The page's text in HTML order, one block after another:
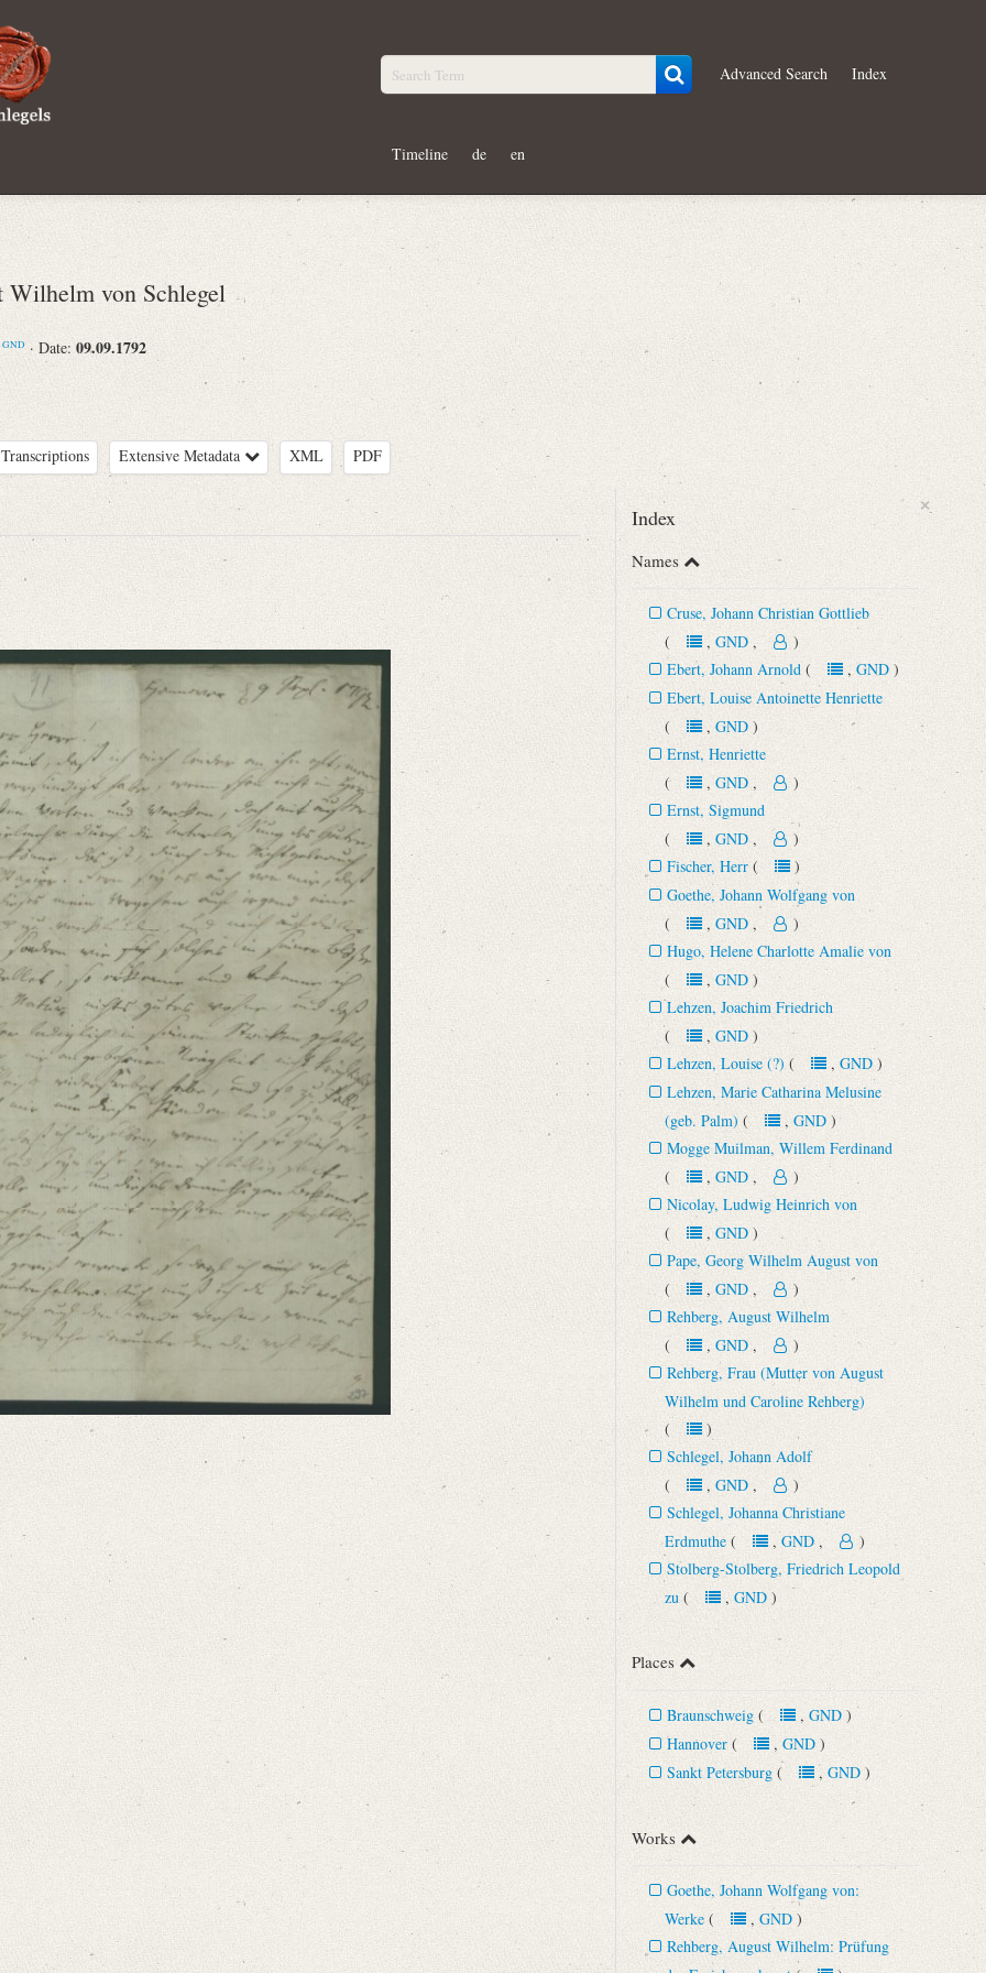
Advanced Search Index
Timeline de en
Wilhelm von Schlegel
GND · Date: 09.09.1792
Extensive Metadata XML PDF
schwer [...]“
×
Index
Names
Cruse, Johann Christian Gottlieb
(, GND, )
Ebert, Johann Arnold (, GND)
Ebert, Louise Antoinette Henriette
(, GND)
Ernst, Henriette
(, GND, )
Ernst, Sigmund
(, GND, )
Fischer, Herr ()
Goethe, Johann Wolfgang von
(, GND, )
Hugo, Helene Charlotte Amalie von
(, GND)
Lehzen, Joachim Friedrich
(, GND)
Lehzen, Louise (?) (, GND)
Lehzen, Marie Catharina Melusine
(geb. Palm) (, GND)
Mogge Muilman, Willem Ferdinand
(, GND, )
Nicolay, Ludwig Heinrich von
(, GND)
Pape, Georg Wilhelm August von
(, GND, )
Rehberg, August Wilhelm
(, GND, )
Rehberg, Frau (Mutter von August
Wilhelm und Caroline Rehberg)
()
Schlegel, Johann Adolf
(, GND, )
Schlegel, Johanna Christiane
Erdmuthe (, GND, )
Stolberg-Stolberg, Friedrich Leopold
zu (, GND)
Places
Braunschweig (, GND)
Hannover (, GND)
Sankt Petersburg (, GND)
Works
Goethe, Johann Wolfgang von:
Werke (, GND)
Rehberg, August Wilhelm: Prüfung